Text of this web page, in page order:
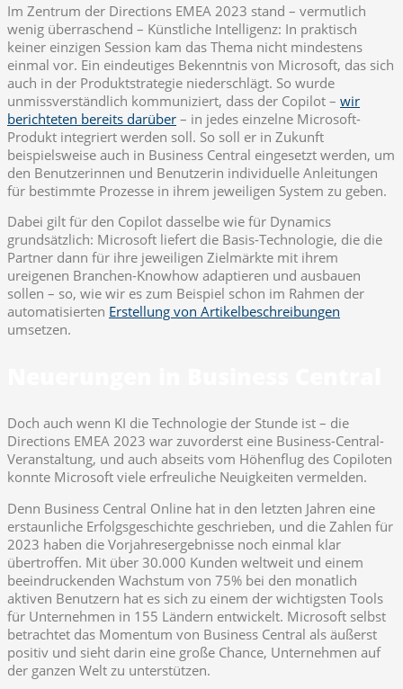
Im Zentrum der Directions EMEA 2023 stand – vermutlich
wenig überraschend – Künstliche Intelligenz: In praktisch
keiner einzigen Session kam das Thema nicht mindestens
einmal vor. Ein eindeutiges Bekenntnis von Microsoft, das sich
auch in der Produktstrategie niederschlägt. So wurde
unmissverständlich kommuniziert, dass der Copilot – wir
berichteten bereits darüber – in jedes einzelne Microsoft-
Produkt integriert werden soll. So soll er in Zukunft
beispielsweise auch in Business Central eingesetzt werden, um
den Benutzerinnen und Benutzerin individuelle Anleitungen
für bestimmte Prozesse in ihrem jeweiligen System zu geben.
Dabei gilt für den Copilot dasselbe wie für Dynamics
grundsätzlich: Microsoft liefert die Basis-Technologie, die die
Partner dann für ihre jeweiligen Zielmärkte mit ihrem
ureigenen Branchen-Knowhow adaptieren und ausbauen
sollen – so, wie wir es zum Beispiel schon im Rahmen der
automatisierten Erstellung von Artikelbeschreibungen
umsetzen.
Doch auch wenn KI die Technologie der Stunde ist – die
Directions EMEA 2023 war zuvorderst eine Business-Central-
Veranstaltung, und auch abseits vom Höhenflug des Copiloten
konnte Microsoft viele erfreuliche Neuigkeiten vermelden.
Denn Business Central Online hat in den letzten Jahren eine
erstaunliche Erfolgsgeschichte geschrieben, und die Zahlen für
2023 haben die Vorjahresergebnisse noch einmal klar
übertroffen. Mit über 30.000 Kunden weltweit und einem
beeindruckenden Wachstum von 75% bei den monatlich
aktiven Benutzern hat es sich zu einem der wichtigsten Tools
für Unternehmen in 155 Ländern entwickelt. Microsoft selbst
betrachtet das Momentum von Business Central als äußerst
positiv und sieht darin eine große Chance, Unternehmen auf
der ganzen Welt zu unterstützen.